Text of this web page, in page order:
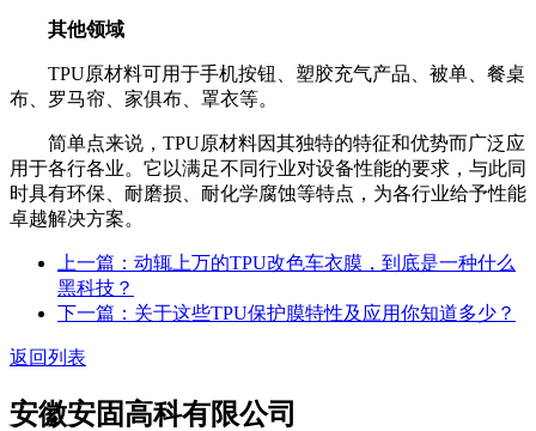
其他领域
TPU原材料可用于手机按钮、塑胶充气产品、被单、餐桌
布、罗马帘、家俱布、罩衣等。
简单点来说，TPU原材料因其独特的特征和优势而广泛应
用于各行各业。它以满足不同行业对设备性能的要求，与此同
时具有环保、耐磨损、耐化学腐蚀等特点，为各行业给予性能
卓越解决方案。
上一篇：动辄上万的TPU改色车衣膜，到底是一种什么
黑科技？
下一篇：关于这些TPU保护膜特性及应用你知道多少？
返回列表
安徽安固高科有限公司